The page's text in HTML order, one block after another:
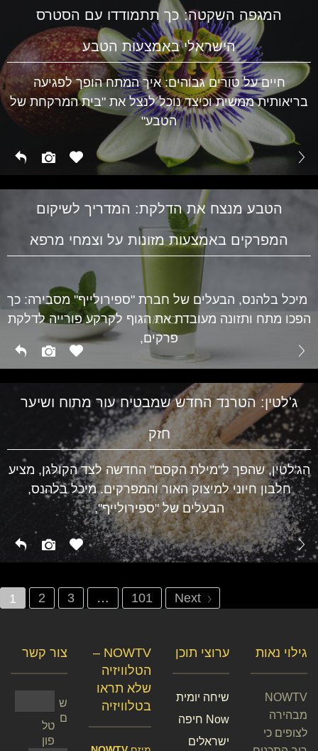
המגפה השקטה: כך תתמודדו עם הסטרס
הישראלי באמצעות הטבע
חיים על טורים גבוהים: איך המתח הופך לפגיעה
בריאותית ממשית וכיצד נוכל לנצל את "בית המרקחת של
הטבע"
הטבע מנצח את הדלקת: המדריך לשיקום
המפרקים באמצעות מזונות על וצמחי מרפא
בריאות
מיכל בלהנס, הבעלים של חברת "ספירולייף" מסבירה: כך
הפכו מתח ותזונה מעובדת את הגוף לקרקע פורייה לדלקת
פרקים,
ג'לטין: הטרנד החדש שמבטיח עור מתוח ושיער
חזק
הג'לטין, שהפך ל"מילת הקסם" החדשה לצד הקולגן, מציע
חלבון חיוני למיצוק האור והמפרקים. מיכל בלהנס,
הבעלים של "ספירולייף",
… 101 Next
צור קשר
ש
טל
פון
NOWTV –
הטלוויזיה
שלא תראו
בטלוויזיה
ערוצי תוכן
שיחה יומית
Now חיפה
ישראלים
גילוי נאות
NOWTV
מבהירה
לצופים כי